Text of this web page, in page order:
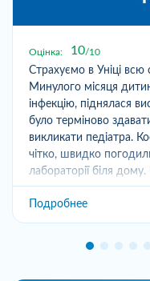
Оцінка: 10 10
Страхуємо в Уніці всю
Минулого місяця
інфекцію, піднялася
було терміново
викликати педіатра.
чітко, швидко
лабораторії біля
Подробнее